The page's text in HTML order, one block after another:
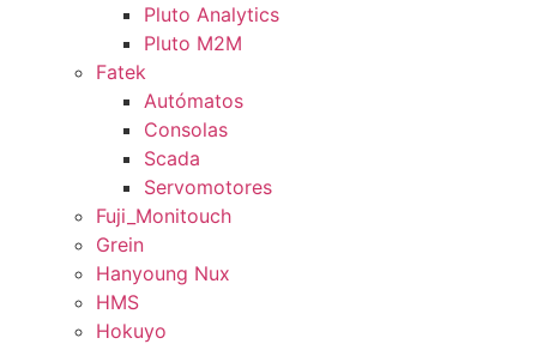
Pluto Analytics
Pluto M2M
Fatek
Autómatos
Consolas
Scada
Servomotores
Fuji_Monitouch
Grein
Hanyoung Nux
HMS
Hokuyo